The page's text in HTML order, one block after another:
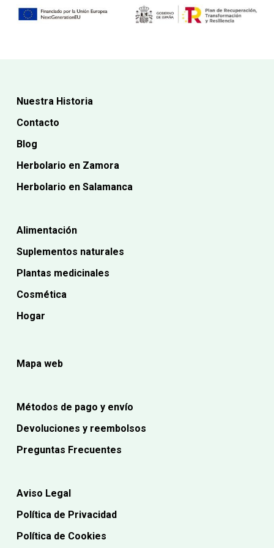
Nuestra Historia
Contacto
Blog
Herbolario en Zamora
Herbolario en Salamanca
Alimentación
Suplementos naturales
Plantas medicinales
Cosmética
Hogar
Mapa web
Métodos de pago y envío
Devoluciones y reembolsos
Preguntas Frecuentes
Aviso Legal
Política de Privacidad
Política de Cookies